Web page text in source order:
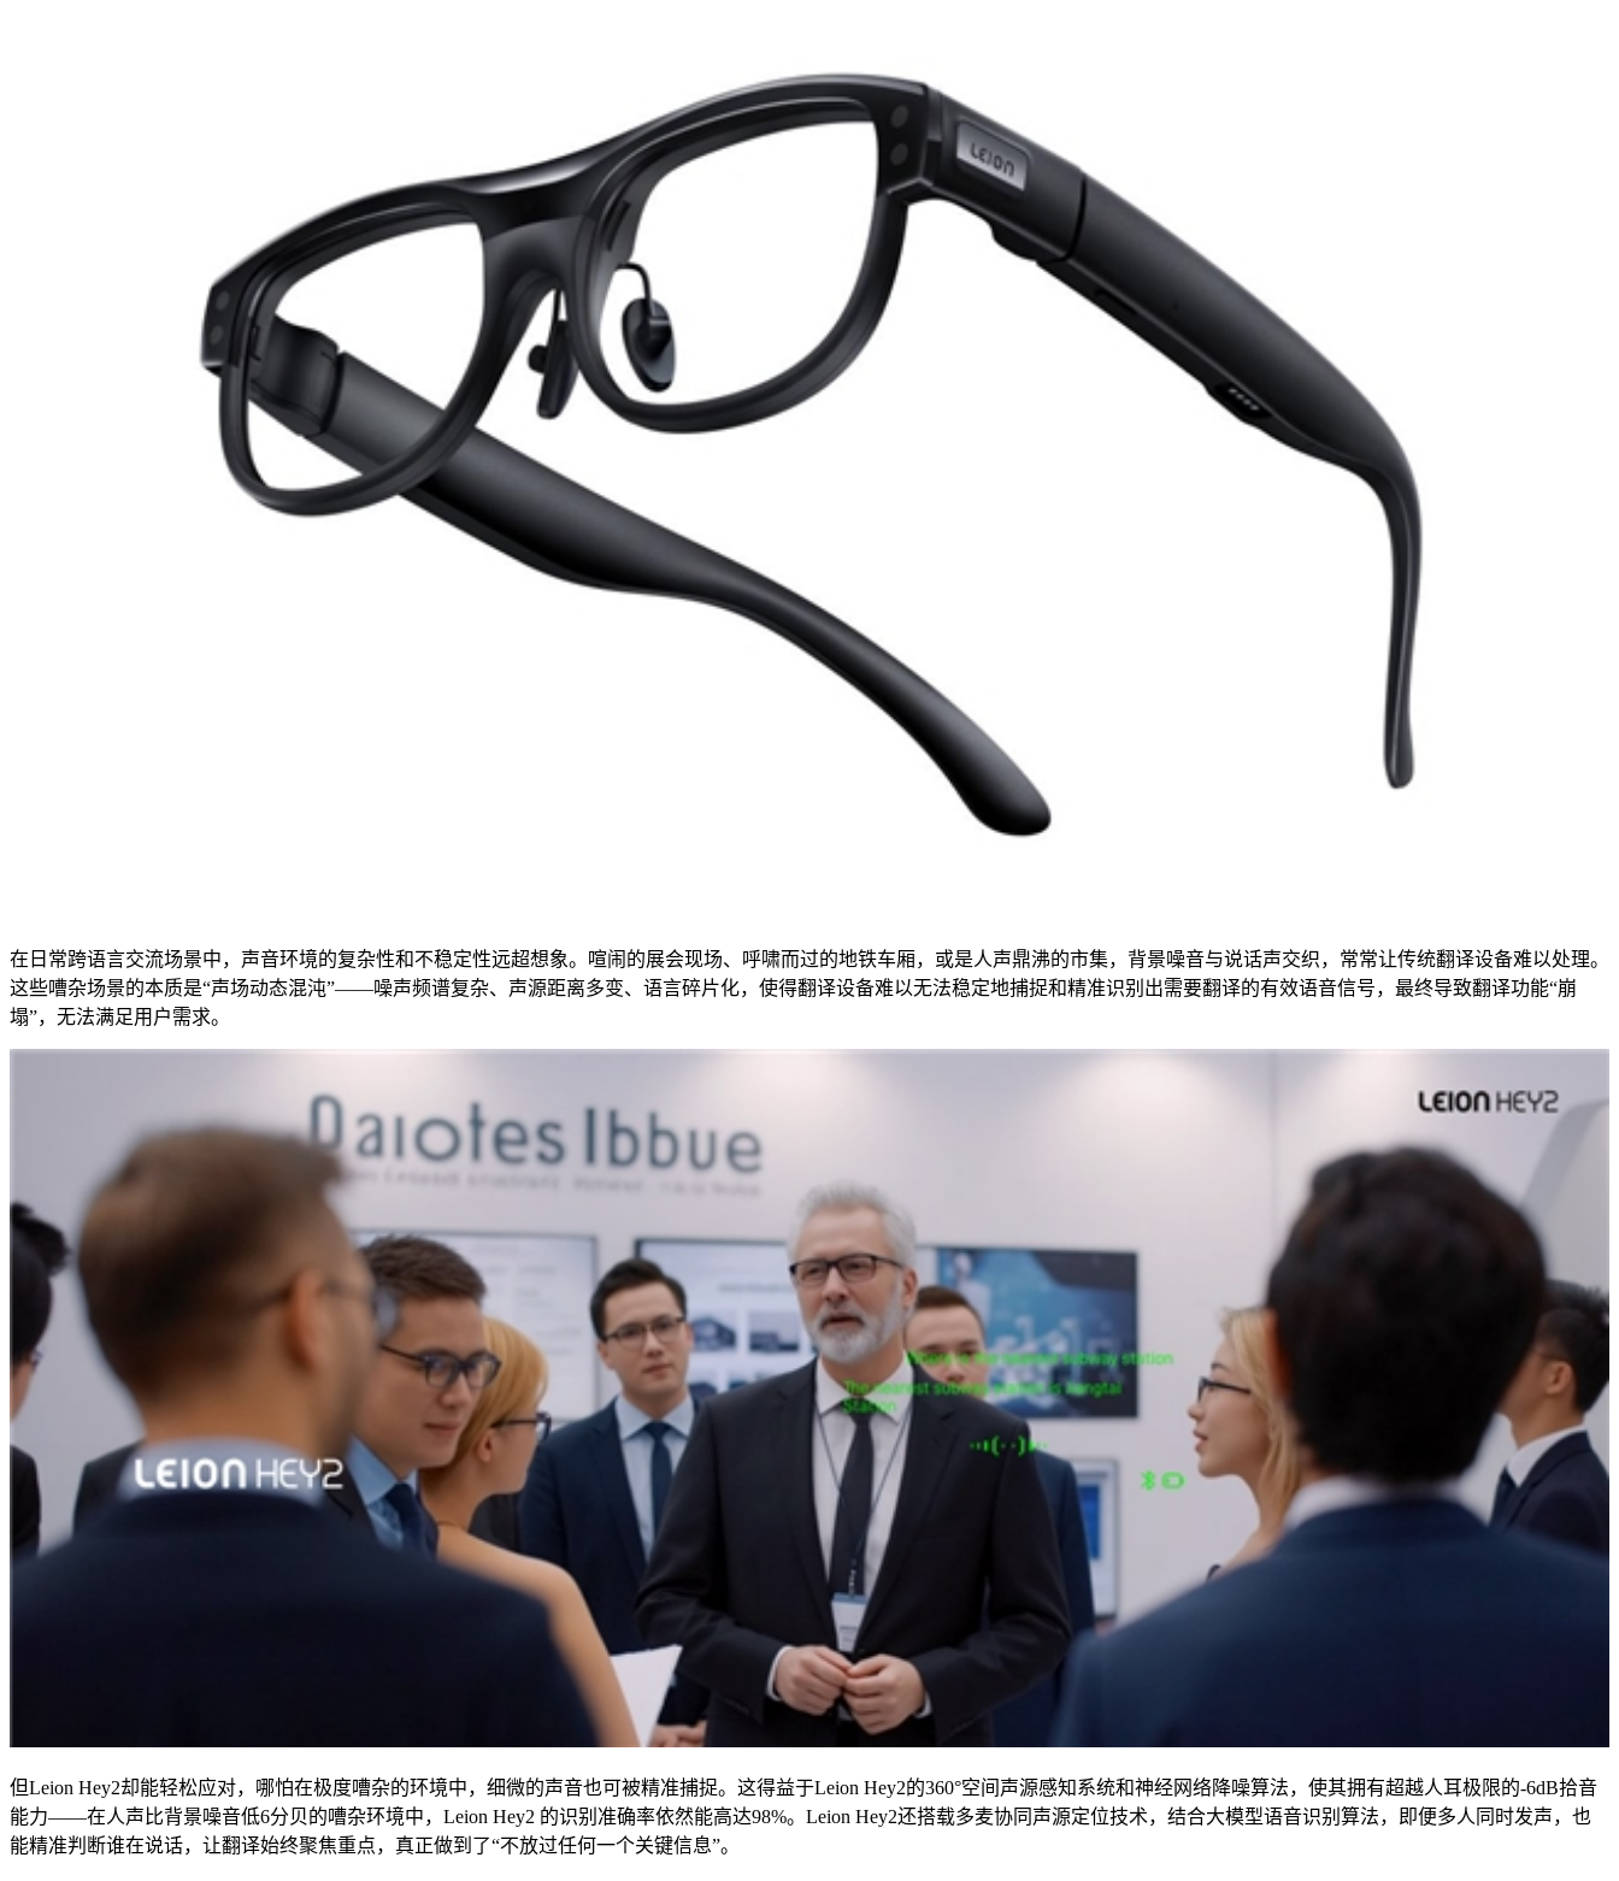
在日常跨语言交流场景中，声音环境的复杂性和不稳定性远超想象。喧闹的展会现场、呼啸而过的地铁车厢，或是人声鼎沸的市集，背景噪音与说话声交织，常常让传统翻译设备难以处理。
这些嘈杂场景的本质是“声场动态混沌”――噪声频谱复杂、声源距离多变、语言碎片化，使得翻译设备难以无法稳定地捕捉和精准识别出需要翻译的有效语音信号，最终导致翻译功能“崩
塌”，无法满足用户需求。
但Leion Hey2却能轻松应对，哪怕在极度嘈杂的环境中，细微的声音也可被精准捕捉。这得益于Leion Hey2的360°空间声源感知系统和神经网络降噪算法，使其拥有超越人耳极限的-6dB拾音
能力――在人声比背景噪音低6分贝的嘈杂环境中，Leion Hey2 的识别准确率依然能高达98%。Leion Hey2还搭载多麦协同声源定位技术，结合大模型语音识别算法，即便多人同时发声，也
能精准判断谁在说话，让翻译始终聚焦重点，真正做到了“不放过任何一个关键信息”。